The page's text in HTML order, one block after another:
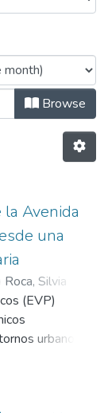
Browse
Avenida
una
Roca, Silvia
Luciano
Micaela
(EVP)
urbanos:
vida de las
y del